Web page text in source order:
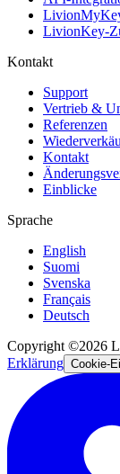
LivionKey-
Kontakt
Support
Vertrieb &
Referenzen
Kontakt
Einblicke
Sprache
English
Suomi
Svenska
Français
Deutsch
Copyright ©2026
Erklärung Cookie-